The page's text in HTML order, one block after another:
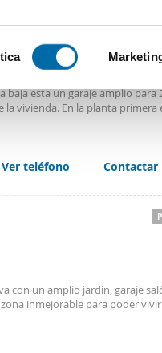
características
personales y establezca
consentimiento en
y los anuncios,
sobre el uso
análisis web, quienes
esta un garaje amplio para
vivienda. En la planta primera
está vacía sin muebles.
y estén trabajando que
Ver teléfono Contactar
con un amplio jardín, garaje
inmejorable para poder